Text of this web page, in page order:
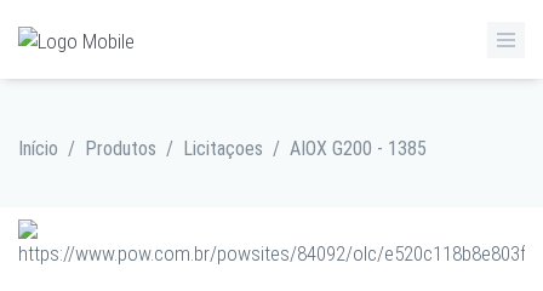
Início / Produtos / Licitaçoes / AIOX G200 - 1385